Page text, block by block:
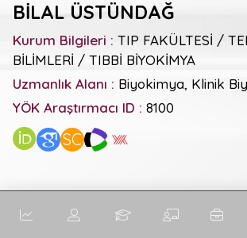
BİLAL ÜSTÜNDAĞ
Kurum Bilgileri : TIP FAKÜLTESİ /
BİLİMLERİ / TIBBİ BİYOKİMYA
Uzmanlık Alanı : Biyokimya, Klinik
YÖK Araştırmacı ID : 8100
SC
Genel Metrikler